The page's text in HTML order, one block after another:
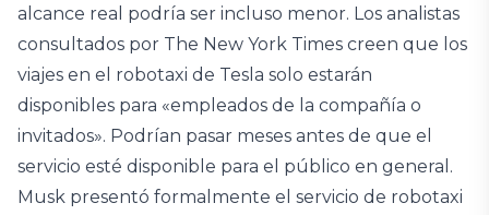
alcance real podría ser incluso menor. Los analistas
consultados por The New York Times creen que los
viajes en el robotaxi de Tesla solo estarán
disponibles para «empleados de la compañía o
invitados». Podrían pasar meses antes de que el
servicio esté disponible para el público en general.
Musk presentó formalmente el servicio de robotaxi